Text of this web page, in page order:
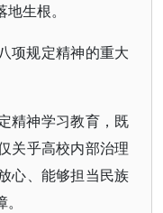
生根。
项规定精神的重大
精神学习教育，既
关乎高校内部治理
心、能够担当民族